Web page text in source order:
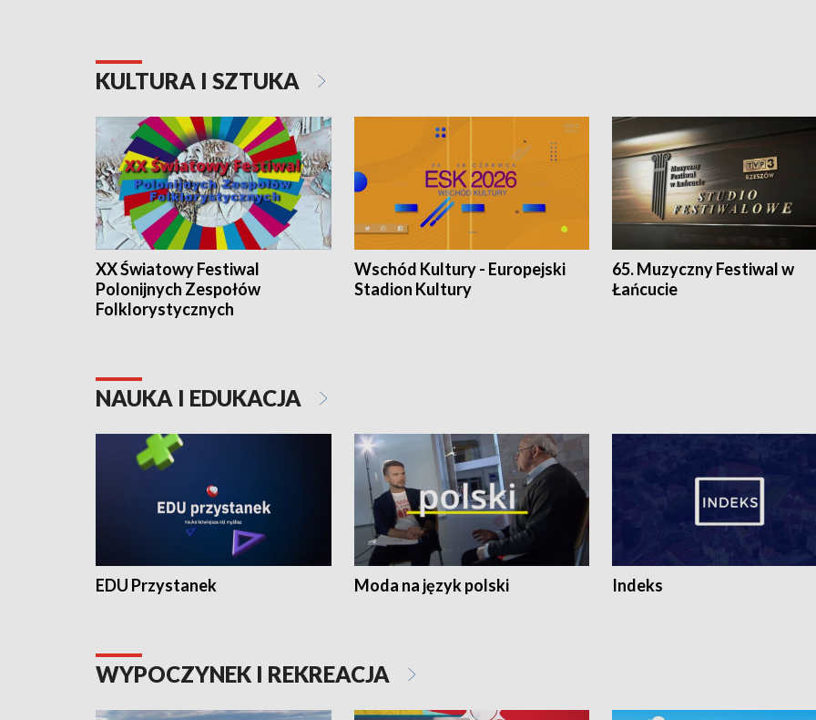
KULTURA I SZTUKA
XX Światowy Festiwal
Polonijnych Zespołów
Folklorystycznych
Wschód Kultury - Europejski
Stadion Kultury
65. Muzyczny Festiwal w
Łańcucie
NAUKA I EDUKACJA
EDU Przystanek Moda na język polski Indeks
WYPOCZYNEK I REKREACJA